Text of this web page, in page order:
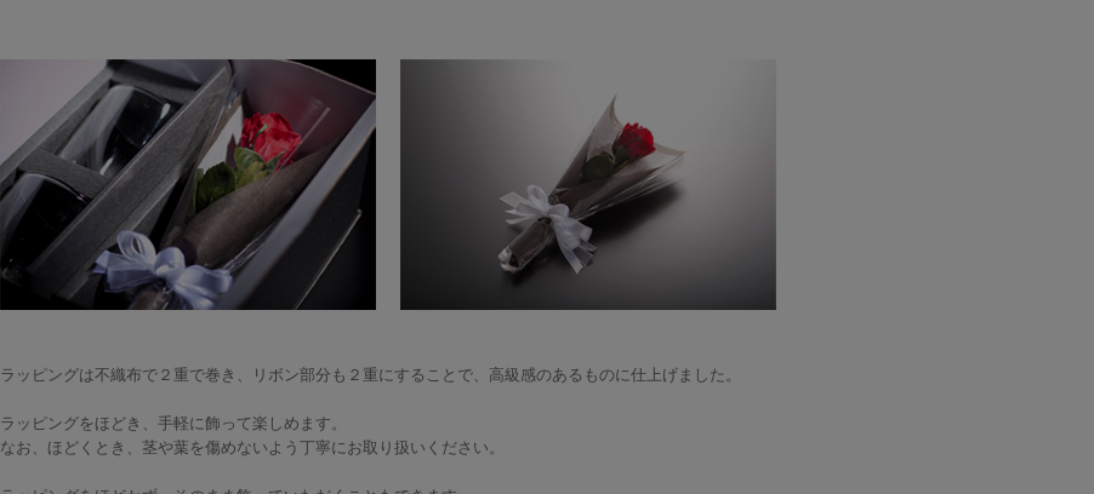
ラッピングは不織布で２重で巻き、リボン部分も２重にすることで、高級感のあるものに仕上げました。
ラッピングをほどき、手軽に飾って楽しめます。
なお、ほどくとき、茎や葉を傷めないよう丁寧にお取り扱いください。